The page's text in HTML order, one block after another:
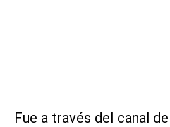
Fue a través del canal